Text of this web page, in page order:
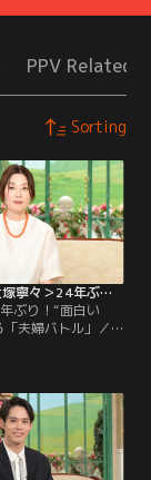
PPV Related
Sorting
徹子の部屋 ＜大塚寧々＞24年ぶり！“面白い夫”と繰り広げる「夫婦バトル」（2026/08/05放送分）
ぶり！“面白い
夫婦バトル」／
出演！透明感のあ
ドラマや映画で活
高が同じ学校で、
58歳になる大塚さ
前、人生で最大
いう理由が…！？
夫は、俳優の田辺